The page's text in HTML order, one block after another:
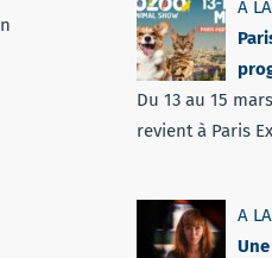
A
Du 13 au 15
revient à Paris
A